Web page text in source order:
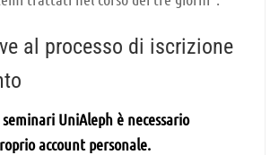
al processo di iscrizione
UniAleph è necessario
account personale.